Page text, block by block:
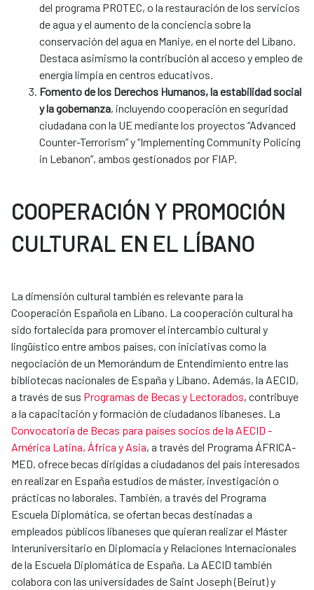
del programa PROTEC, o la restauración de los servicios
de agua y el aumento de la conciencia sobre la
conservación del agua en Maniye, en el norte del Líbano.
Destaca asimismo la contribución al acceso y empleo de
energía limpia en centros educativos.
Fomento de los Derechos Humanos, la estabilidad social
y la gobernanza, incluyendo cooperación en seguridad
ciudadana con la UE mediante los proyectos “Advanced
Counter-Terrorism” y “Implementing Community Policing
in Lebanon”, ambos gestionados por FIAP.
COOPERACIÓN Y PROMOCIÓN
CULTURAL EN EL LÍBANO
La dimensión cultural también es relevante para la
Cooperación Española en Líbano. La cooperación cultural ha
sido fortalecida para promover el intercambio cultural y
lingüístico entre ambos países, con iniciativas como la
negociación de un Memorándum de Entendimiento entre las
bibliotecas nacionales de España y Líbano. Además, la AECID,
a través de sus Programas de Becas y Lectorados, contribuye
a la capacitación y formación de ciudadanos libaneses. La
Convocatoria de Becas para países socios de la AECID -
América Latina, África y Asia, a través del Programa ÁFRICA-
MED, ofrece becas dirigidas a ciudadanos del país interesados
en realizar en España estudios de máster, investigación o
prácticas no laborales. También, a través del Programa
Escuela Diplomática, se ofertan becas destinadas a
empleados públicos libaneses que quieran realizar el Máster
Interuniversitario en Diplomacia y Relaciones Internacionales
de la Escuela Diplomática de España. La AECID también
colabora con las universidades de Saint Joseph (Beirut) y